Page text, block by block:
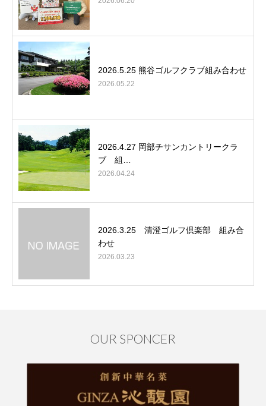
2026.5.25 熊谷ゴルフクラブ組み合わせ
2026.05.22
2026.4.27 岡部チサンカントリークラ
ブ 組…
2026.04.24
2026.3.25 清澄ゴルフ倶楽部 組み合
わせ
2026.03.23
OUR SPONCER